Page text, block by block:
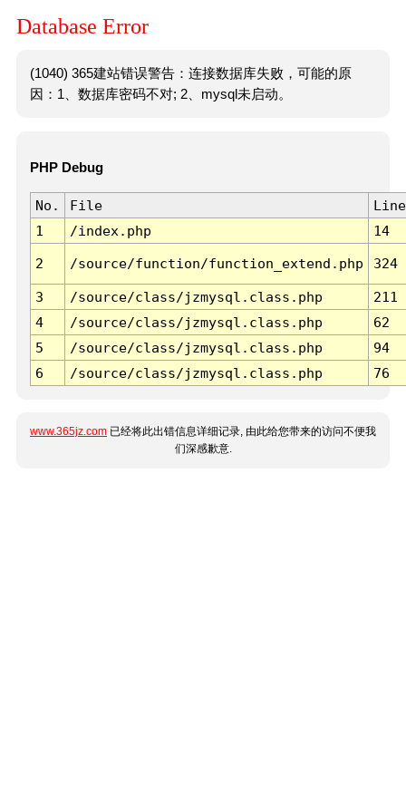
Database Error
(1040) 365建站错误警告：连接数据库失败，可能的原
因：1、数据库密码不对; 2、mysql未启动。
PHP Debug
No. File
Line
1
/index.php 14
2 /source/function/function_extend.php 324
3 /source/class/jzmysql.class.php
211
4
/source/class/jzmysql.class.php
62
5
/source/class/jzmysql.class.php
94
6
/source/class/jzmysql.class.php 76
www.365jz.com 已经将此出错信息详细记录, 由此给您带来的访问不便我
们深感歉意.